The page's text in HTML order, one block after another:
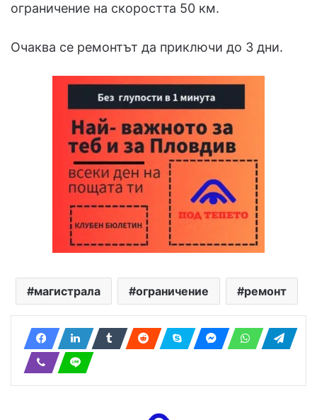
ограничение на скоростта 50 км.
Очаква се ремонтът да приключи до 3 дни.
магистрала ограничение ремонт